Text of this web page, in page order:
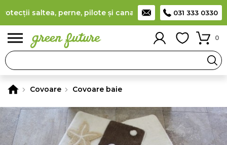
saltea, perne, pilote și canapele (detalii) Producător
031 333 0330
0
Covoare Covoare baie